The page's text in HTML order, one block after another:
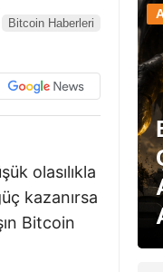
Bitcoin Haberleri
olasılıkla
kazanırsa
Bitcoin